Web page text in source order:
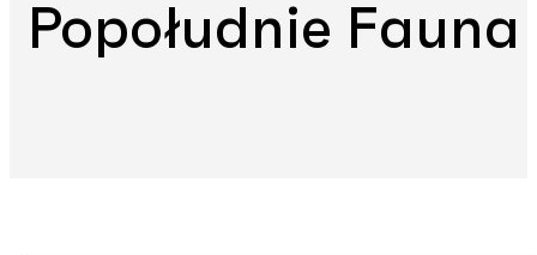
Popołudnie Fauna